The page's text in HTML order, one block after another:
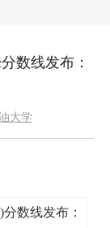
数线发布：
大学